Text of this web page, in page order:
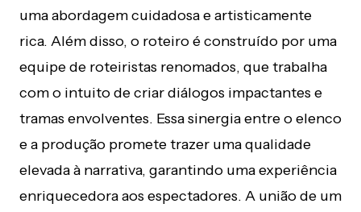
uma abordagem cuidadosa e artisticamente
rica. Além disso, o roteiro é construído por uma
equipe de roteiristas renomados, que trabalha
com o intuito de criar diálogos impactantes e
tramas envolventes. Essa sinergia entre o elenco
e a produção promete trazer uma qualidade
elevada à narrativa, garantindo uma experiência
enriquecedora aos espectadores. A união de um